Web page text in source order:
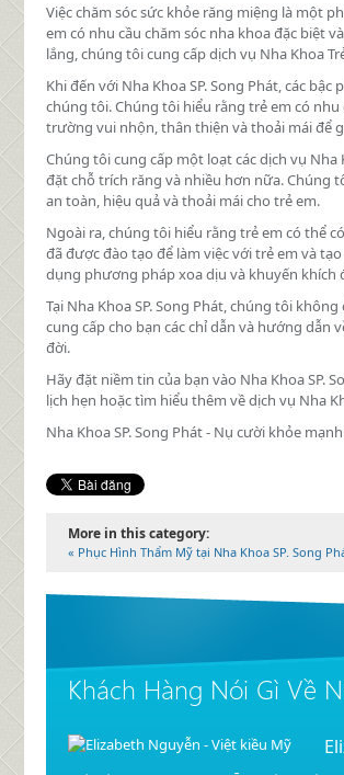
Việc chăm sóc sức khỏe răng miệng là một
em có nhu cầu chăm sóc nha khoa đặc biệt
lắng, chúng tôi cung cấp dịch vụ Nha Khoa
Khi đến với Nha Khoa SP. Song Phát, các
chúng tôi. Chúng tôi hiểu rằng trẻ em có
trường vui nhộn, thân thiện và thoải mái để
Chúng tôi cung cấp một loạt các dịch vụ
đặt chỗ trích răng và nhiều hơn nữa. Chúng
an toàn, hiệu quả và thoải mái cho trẻ em.
Ngoài ra, chúng tôi hiểu rằng trẻ em có thể
đã được đào tạo để làm việc với trẻ em và
dụng phương pháp xoa dịu và khuyến
Tại Nha Khoa SP. Song Phát, chúng tôi
cung cấp cho bạn các chỉ dẫn và hướng dẫn
đời.
Hãy đặt niềm tin của bạn vào Nha Khoa SP.
lịch hẹn hoặc tìm hiểu thêm về dịch vụ Nha
Nha Khoa SP. Song Phát - Nụ cười khỏe
More in this category:
« Phục Hình Thẩm Mỹ tại Nha Khoa SP. Song
Khách Hàng Nói Gì Về